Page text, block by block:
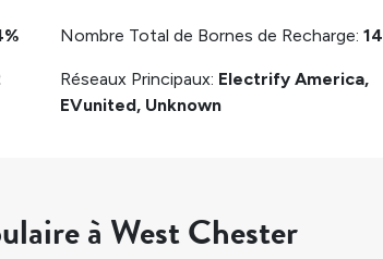
Nombre Total de Bornes de Recharge: 14
Réseaux Principaux: Electrify America,
EVunited, Unknown
à West Chester